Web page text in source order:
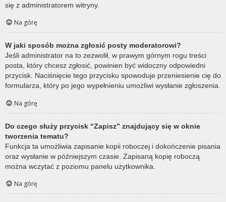
się z administratorem witryny.
Na górę
W jaki sposób można zgłosić posty moderatorowi?
Jeśli administrator na to zezwolił, w prawym górnym rogu treści
posta, który chcesz zgłosić, powinien być widoczny odpowiedni
przycisk. Naciśnięcie tego przycisku spowoduje przeniesienie cię do
formularza, który po jego wypełnieniu umożliwi wysłanie zgłoszenia.
Na górę
Do czego służy przycisk “Zapisz” znajdujący się w oknie
tworzenia tematu?
Funkcja ta umożliwia zapisanie kopii roboczej i dokończenie pisania
oraz wysłanie w późniejszym czasie. Zapisaną kopię roboczą
można wczytać z poziomu panelu użytkownika.
Na górę